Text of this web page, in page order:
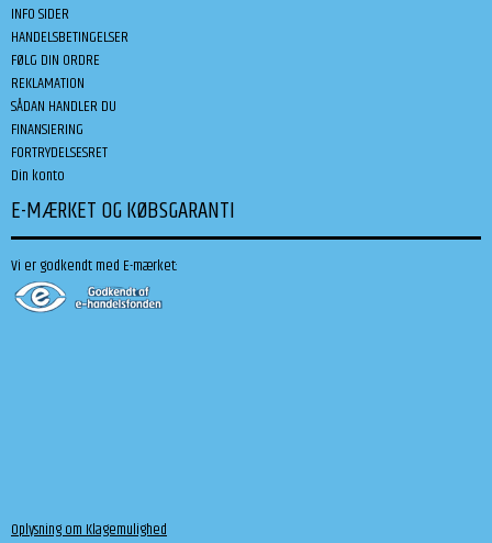
INFO SIDER
HANDELSBETINGELSER
FØLG DIN ORDRE
REKLAMATION
SÅDAN HANDLER DU
FINANSIERING
FORTRYDELSESRET
Din konto
E-MÆRKET OG KØBSGARANTI
Vi er godkendt med E-mærket:
Oplysning om Klagemulighed